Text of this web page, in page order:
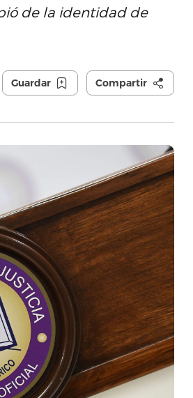
de la identidad de
Guardar Compartir